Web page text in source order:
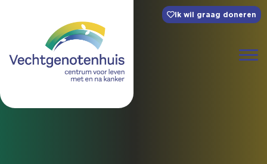
Ik wil graag doneren